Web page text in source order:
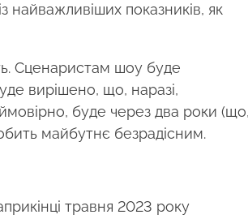
найважливіших показників, як
Сценаристам шоу буде
вирішено, що, наразі,
буде через два роки
майбутнє безрадісним.
травня 2023 року